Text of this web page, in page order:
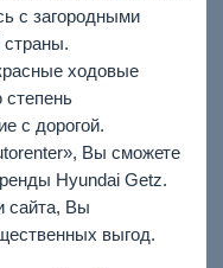
с загородными
ходовые
степень
с дорогой.
Вы сможете
Hyundai Getz.
сайта, Вы
выгод.